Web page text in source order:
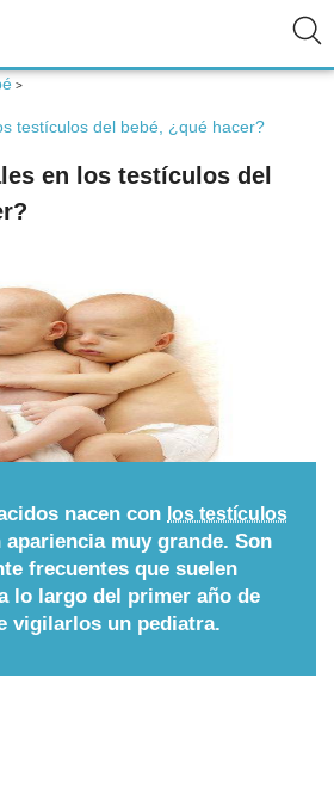
>
testículos del bebé, ¿qué hacer?
en los testículos del
nacen con los testículos
apariencia muy grande. Son
frecuentes que suelen
lo largo del primer año de
vigilarlos un pediatra.